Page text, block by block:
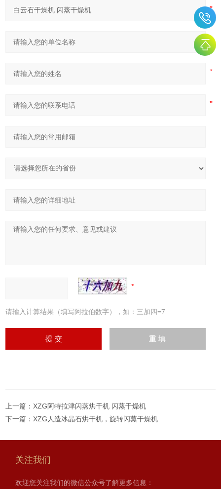
请输入计算结果（填写阿拉伯数字），如：三加四=7
上一篇： XZG阿特拉津闪蒸烘干机 闪蒸干燥机
下一篇： XZG人造冰晶石烘干机，旋转闪蒸干燥机
关注我们
欢迎您关注我们的微信公众号了解更多信息：